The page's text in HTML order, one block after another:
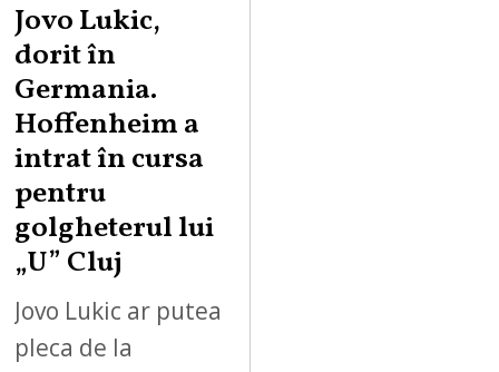
Jovo Lukic,
dorit în
Germania.
Hoffenheim a
intrat în cursa
pentru
golgheterul lui
„U” Cluj
Jovo Lukic ar putea
pleca de la